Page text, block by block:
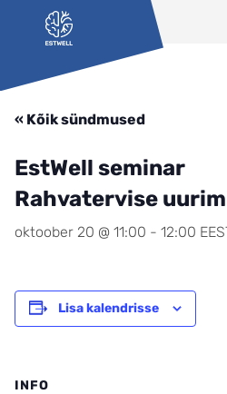
Liigu edasi põhisisu juurde
« Kõik sündmused
EstWell seminar
Rahvatervise
oktoober 20 @ 11:00 - 12:00
Lisa kalendrisse
INFO